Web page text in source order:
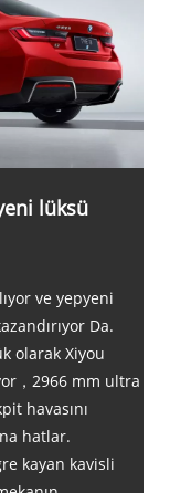
lüksü
ve yepyeni
Da.
olarak Xiyou
，2966 mm ultra
havasını
hatlar.
kayan kavisli